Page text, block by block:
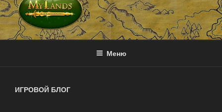
MY LANDS
Игра с выводом денег — онлайн стратегия
Меню
ИГРОВОЙ БЛОГ